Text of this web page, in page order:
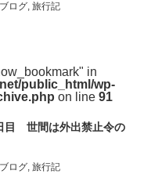
ブログ, 旅行記
in
public_html/wp-
on line 91
目 世間は外出禁止令の
ブログ, 旅行記